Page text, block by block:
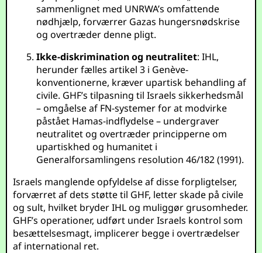
sammenlignet med UNRWA’s omfattende
nødhjælp, forværrer Gazas hungersnødskrise
og overtræder denne pligt.
Ikke-diskrimination og neutralitet: IHL,
herunder fælles artikel 3 i Genève-
konventionerne, kræver upartisk behandling af
civile. GHF’s tilpasning til Israels sikkerhedsmål
– omgåelse af FN-systemer for at modvirke
påstået Hamas-indflydelse – undergraver
neutralitet og overtræder principperne om
upartiskhed og humanitet i
Generalforsamlingens resolution 46/182 (1991).
Israels manglende opfyldelse af disse forpligtelser,
forværret af dets støtte til GHF, letter skade på civile
og sult, hvilket bryder IHL og muliggør grusomheder.
GHF’s operationer, udført under Israels kontrol som
besættelsesmagt, implicerer begge i overtrædelser
af international ret.